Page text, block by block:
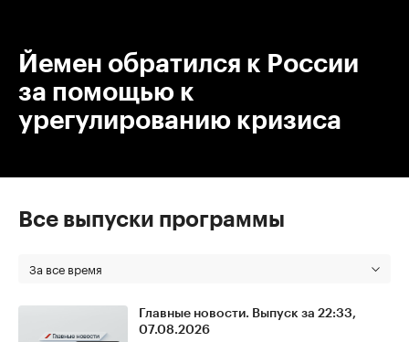
Йемен обратился к России
за помощью к
урегулированию кризиса
Все выпуски программы
За все время
Главные новости. Выпуск за 22:33,
07.08.2026